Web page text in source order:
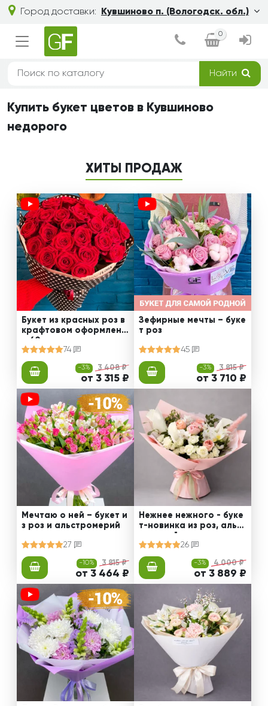
Город доставки: Кувшиново п. (Вологодск. обл.)
0
Найти
Купить букет цветов в Кувшиново
недорого
ХИТЫ ПРОДАЖ
Букет из красных роз в
крафтовом оформлени
и 60 см
74
-3% 3 408 ₽
от 3 315 ₽
Зефирные мечты – буке
т роз
45
-3% 3 815 ₽
от 3 710 ₽
Мечтаю о ней – букет и
з роз и альстромерий
27
-10% 3 815 ₽
от 3 464 ₽
Нежнее нежного - буке
т-новинка из роз, альст
ромерий и калл
26
-3% 4 000 ₽
от 3 889 ₽